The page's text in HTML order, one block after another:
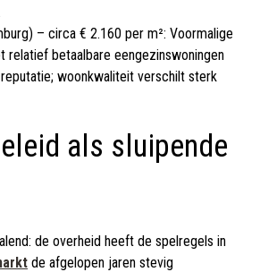
– circa € 2.160 per m²: Voormalige
relatief betaalbare eengezinswoningen
woonkwaliteit verschilt sterk
als sluipende
de overheid heeft de spelregels in
de afgelopen jaren stevig